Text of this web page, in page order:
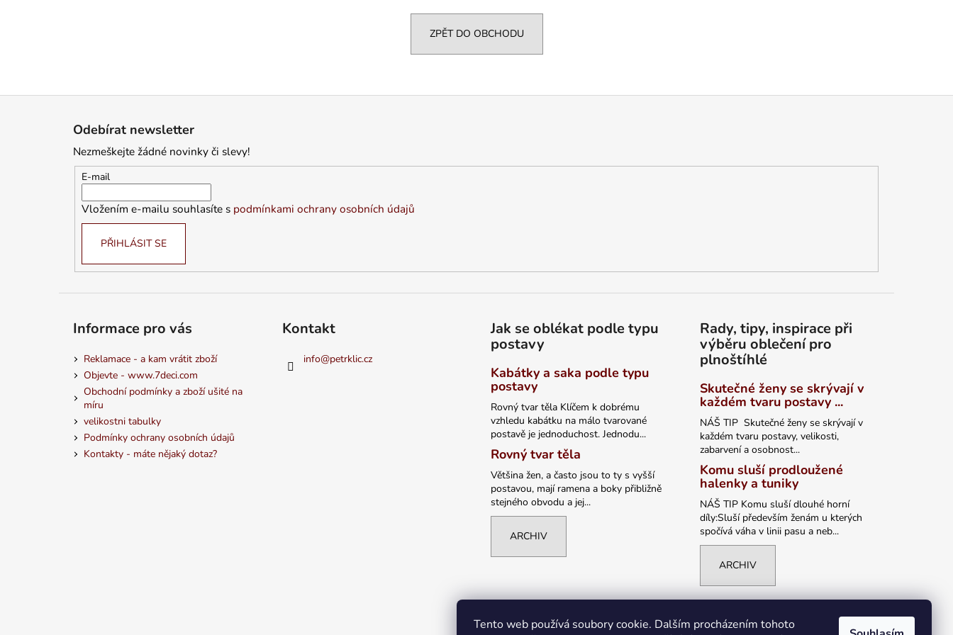
Tento web používá soubory cookie. Dalším procházením tohoto
ZPĚT DO OBCHODU
Odebírat newsletter
Nezmeškejte žádné novinky či slevy!
E-mail
Vložením e-mailu souhlasíte s podmínkami ochrany osobních údajů
PŘIHLÁSIT SE
Informace pro vás
Reklamace - a kam vrátit zboží
Objevte - www.7deci.com
Obchodní podmínky a zboží ušité na
míru
velikostni tabulky
Podmínky ochrany osobních údajů
Kontakty - máte nějaký dotaz?
Kontakt
info@petrklic.cz
Jak se oblékat podle typu
postavy
Kabátky a saka podle typu
postavy
Rovný tvar těla Klíčem k dobrému
vzhledu kabátku na málo tvarované
postavě je jednoduchost. Jednodu...
Rovný tvar těla
Většina žen, a často jsou to ty s vyšší
postavou, mají ramena a boky přibližně
stejného obvodu a jej...
ARCHIV
Rady, tipy, inspirace při
výběru oblečení pro
plnoštíhlé
Skutečné ženy se skrývají v
každém tvaru postavy ...
NÁŠ TIP Skutečné ženy se skrývají v
každém tvaru postavy, velikosti,
zabarvení a osobnost...
Komu sluší prodloužené
halenky a tuniky
NÁŠ TIP Komu sluší dlouhé horní
díly:Sluší především ženám u kterých
spočívá váha v linii pasu a neb...
ARCHIV